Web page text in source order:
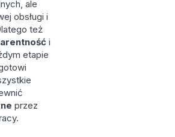
ale
obsługi i
też
i
etapie
przez